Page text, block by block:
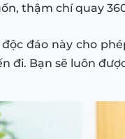
thậm chí quay
đáo này cho
đi. Bạn sẽ luôn